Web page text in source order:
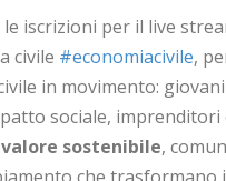
iscrizioni per il live
civile #economiacivile,
in movimento:
sociale, imprenditori
valore sostenibile,